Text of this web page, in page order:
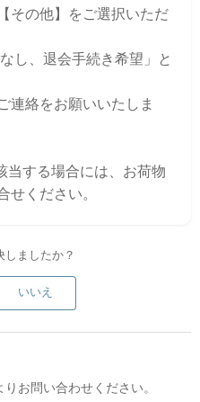
その他】をご選択いただ
し、退会手続き希望」と
連絡をお願いいたしま
する場合には、お荷物
せください。
しましたか？
いいえ
お問い合わせください。